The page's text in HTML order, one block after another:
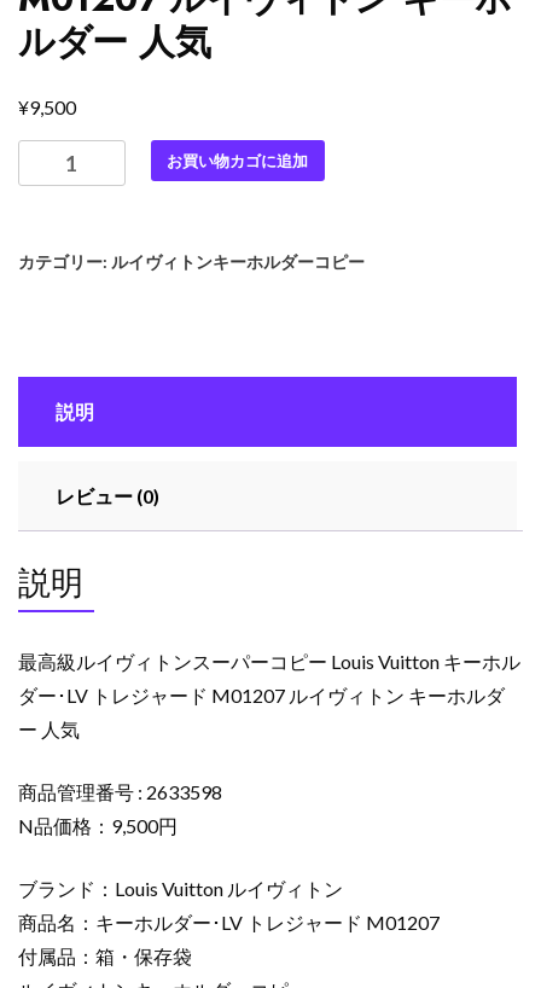
ルダー 人気
¥9,500
高
イ
ン
ー
コ
ー
Louis
キ
ー
ホ
ダ
ー･
ト
レ
ジ
ャ
お買い物カゴに追加
カテゴリー: ルイヴィトンキーホルダーコピー
説明
レビュー (0)
説明
最高級ルイヴィトンスーパーコピー Louis Vuitton キーホル
ダー･LV トレジャード M01207 ルイヴィトン キーホルダ
ー 人気
商品管理番号 : 2633598
N品価格：9,500円
ブランド：Louis Vuitton ルイヴィトン
商品名：キーホルダー･LV トレジャード M01207
付属品：箱・保存袋